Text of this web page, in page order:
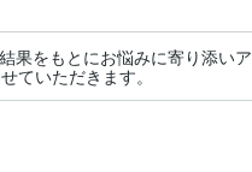
果をもとにお悩みに寄り添い
ていただきます。